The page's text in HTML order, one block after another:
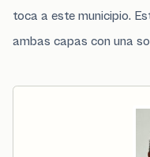
toca a este municipio.
ambas capas con una